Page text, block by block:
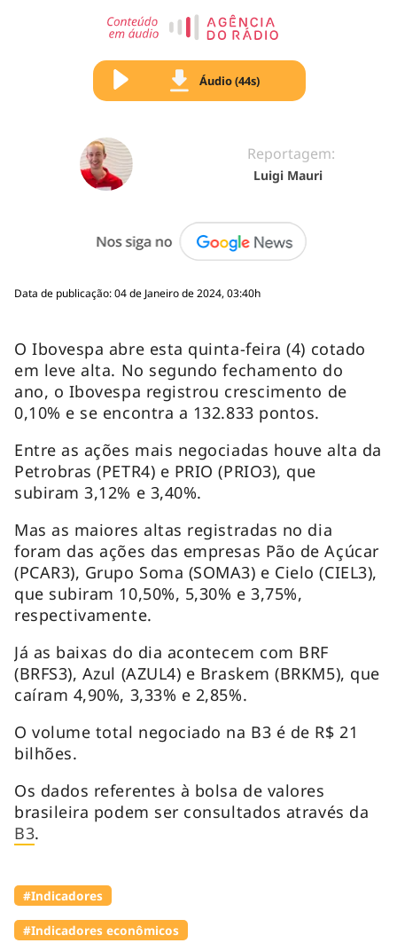
Áudio (44s)
Reportagem:
Luigi Mauri
Data de publicação: 04 de Janeiro de 2024, 03:40h
O Ibovespa abre esta quinta-feira (4) cotado
em leve alta. No segundo fechamento do
ano, o Ibovespa registrou crescimento de
0,10% e se encontra a 132.833 pontos.
Entre as ações mais negociadas houve alta da
Petrobras (PETR4) e PRIO (PRIO3), que
subiram 3,12% e 3,40%.
Mas as maiores altas registradas no dia
foram das ações das empresas Pão de Açúcar
(PCAR3), Grupo Soma (SOMA3) e Cielo (CIEL3),
que subiram 10,50%, 5,30% e 3,75%,
respectivamente.
Já as baixas do dia acontecem com BRF
(BRFS3), Azul (AZUL4) e Braskem (BRKM5), que
caíram 4,90%, 3,33% e 2,85%.
O volume total negociado na B3 é de R$ 21
bilhões.
Os dados referentes à bolsa de valores
brasileira podem ser consultados através da
B3.
#Indicadores
#Indicadores econômicos